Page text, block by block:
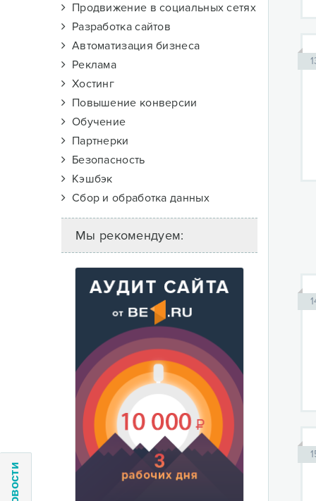
Новости
Продвижение в социальных сетях
Разработка сайтов
Автоматизация бизнеса
Реклама
Хостинг
Повышение конверсии
Обучение
Партнерки
Безопасность
Кэшбэк
Сбор и обработка данных
Мы рекомендуем: